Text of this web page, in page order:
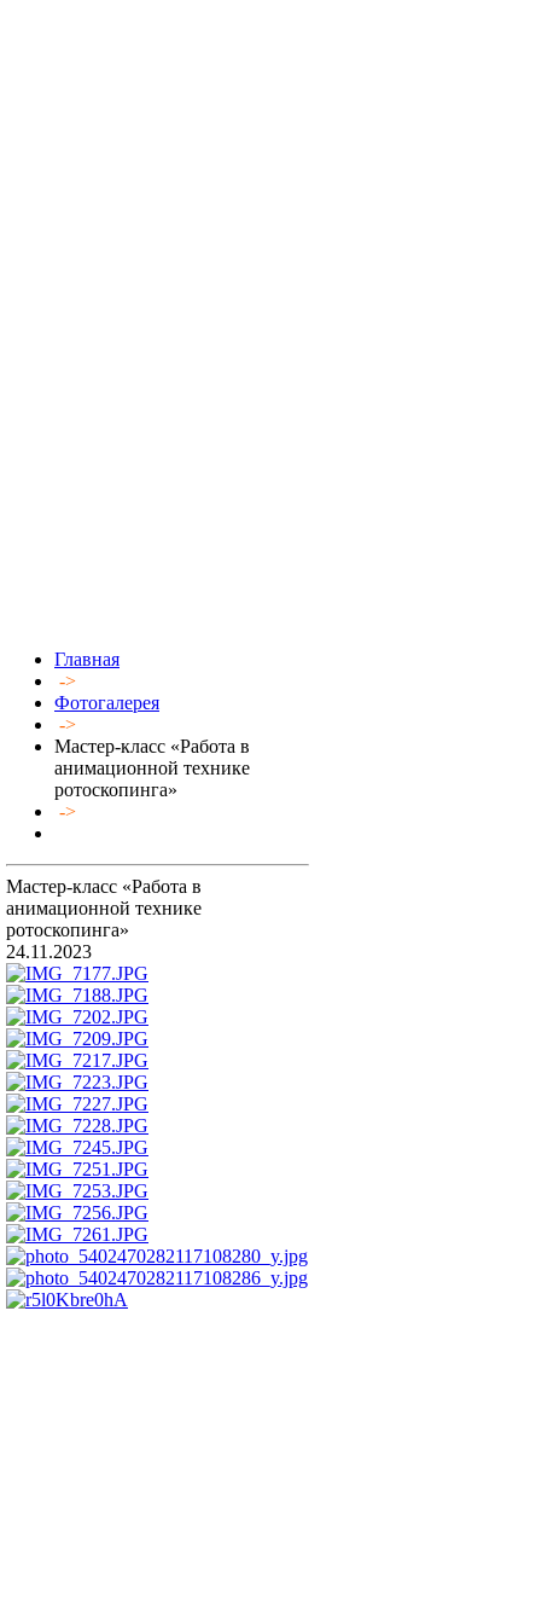
Главная
->
Фотогалерея
->
Мастер-класс «Работа в
анимационной технике
ротоскопинга»
->
Мастер-класс «Работа в
анимационной технике
ротоскопинга»
24.11.2023